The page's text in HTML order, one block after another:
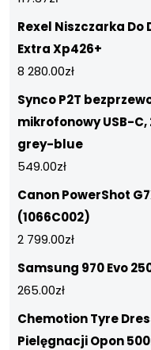
Rexel Niszczarka
Extra Xp426+
8 280.00zł
Synco P2T
mikrofonowy USB-
grey-blue
549.00zł
Canon PowerShot
(1066C002)
2 799.00zł
Samsung 970 Evo
265.00zł
Chemotion Tyre
Pielęgnacji Opon